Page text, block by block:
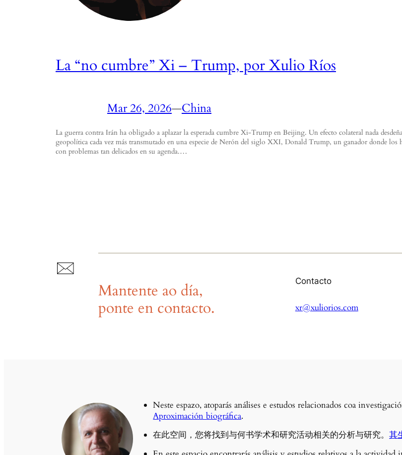
La “no cumbre” Xi – Trump, por Xulio Ríos
Mar 26, 2026—China
La guerra contra Irán ha obligado a aplazar la esperada cumbre Xi-Trump en Beijing. Un efecto colateral nada
geopolítica cada vez más transmutado en una especie de Nerón del siglo XXI, Donald Trump, un ganador donde los
con problemas tan delicados en su agenda.…
Mantente ao día,
ponte en contacto.
Contacto
xr@xuliorios.com
Neste espazo, atoparás análises e estudos relacionados coa
Aproximación biográfica.
在此空间，您将找到与何书学术和研究活动相关的分析与研究。其